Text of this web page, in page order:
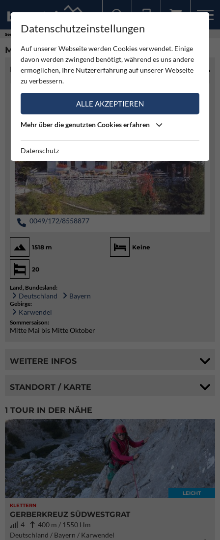
Service
MITTENWALDER HÜTTE
HÜTTENINFO
0049/172/8558877
1518 m Keine
20
Land, Bundesland:
Deutschland Bayern
Gebirge:
Karwendel
Sommersaison:
Mitte Mai bis Mitte Oktober
WEITERE INFOS
STANDORT / KARTE
1 TOUR IN DER NÄHE
KLETTERN
LEICHT
GERBERKREUZ SÜDWESTGRAT
4
400 m / 1550 Hm
Deutschland / Bayern / Karwendel
Datenschutzeinstellungen
Auf unserer Webseite werden Cookies verwendet. Einige
davon werden zwingend benötigt, während es uns andere
ermöglichen, Ihre Nutzererfahrung auf unserer Webseite
zu verbessern.
ALLE AKZEPTIEREN
Mehr über die genutzten Cookies erfahren
Datenschutz